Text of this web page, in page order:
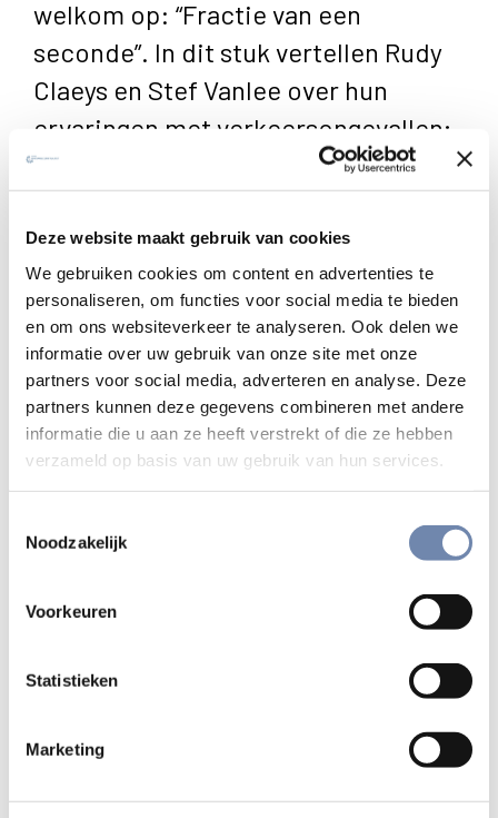
Deze website maakt gebruik van cookies
We gebruiken cookies om content en advertenties te
personaliseren, om functies voor social media te bieden
en om ons websiteverkeer te analyseren. Ook delen we
informatie over uw gebruik van onze site met onze
partners voor social media, adverteren en analyse. Deze
partners kunnen deze gegevens combineren met andere
informatie die u aan ze heeft verstrekt of die ze hebben
verzameld op basis van uw gebruik van hun services.
Noodzakelijk
Voorkeuren
Statistieken
Marketing
welkom op: “Fractie van een
seconde”. In dit stuk vertellen Rudy
Claeys en Stef Vanlee over hun
ervaringen met verkeersongevallen;
Rudy als slachtoffer en Stef als
Mowgli rondwandelen, met misplaatst vertrouwen, een
vals veilig gevoel. Een verkeersongeval overkomt je in een
fractie van een seconde. Dat lot trof ook Rudy Claeys in
2003. Ondanks een tetraplegie, zit Rudy op de planken als
acteur in ‘Fractie van een seconde’, een energieke
theatervoorstelling waarin jonge mensen direct
aangesproken worden over ‘wat er in het verkeer allemaal
fout kan gaan’! Zijn mede- en tegenspeler is Stef Vanlee,
MUG, het thema langs de andere hoek kent. Stef vertelt
spectaculair maar ook aangrijpend.
de argeloosheid van de jongeren in het vaak waanzinnige
maken jongeren bewust door statistieken een gevoel te
geven. ‘Fractie van een seconde’ is een totaalverhaal
(muziek & lied, humor, videoclips, emoties, …